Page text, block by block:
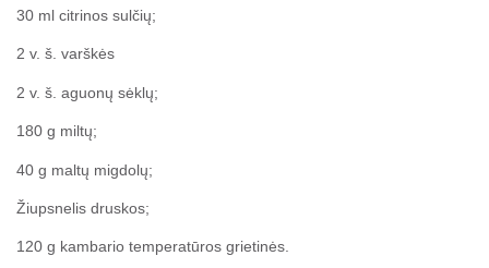
30 ml citrinos sulčių;
2 v. š. varškės
2 v. š. aguonų sėklų;
180 g miltų;
40 g maltų migdolų;
Žiupsnelis druskos;
120 g kambario temperatūros grietinės.